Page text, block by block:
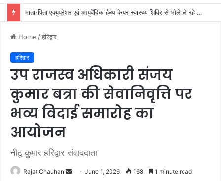
जिला कारगार रोशनाबाद में गंगा कथा का आयोजन
Home /हरिद्वार
हरिद्वार
उप राजस्व अधिकारी संजय
कुमार बत्रा की सेवानिवृत्ति पर
भव्य विदाई समारोह का
आयोजन
नीटू कुमार हरिद्वार संवाददाता
Rajat Chauhan
Send June 1, 2026 168 1 minute read